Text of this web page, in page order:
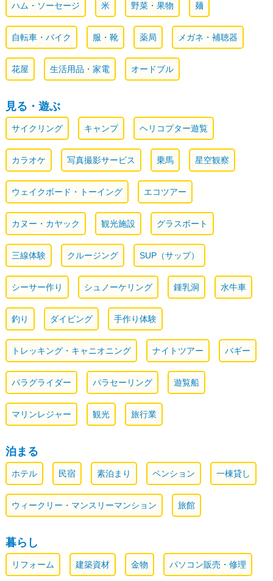
ハム・ソーセージ 米 野菜・果物 麺
自転車・バイク 服・靴 薬局 メガネ・補聴器
花屋 生活用品・家電 オードブル
見る・遊ぶ
サイクリング キャンプ ヘリコプター遊覧
カラオケ 写真撮影サービス 乗馬 星空観察
ウェイクボード・トーイング エコツアー
カヌー・カヤック 観光施設 グラスボート
三線体験 クルージング SUP（サップ）
シーサー作り シュノーケリング 鍾乳洞 水牛車
釣り ダイビング 手作り体験
トレッキング・キャニオニング ナイトツアー バギー
パラグライダー パラセーリング 遊覧船
マリンレジャー 観光 旅行業
泊まる
ホテル 民宿 素泊まり ペンション 一棟貸し
ウィークリー・マンスリーマンション 旅館
暮らし
リフォーム 建築資材 金物 パソコン販売・修理